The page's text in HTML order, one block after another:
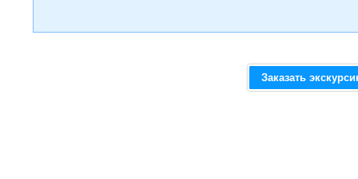
Заказать